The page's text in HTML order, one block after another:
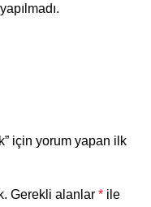
için yorum yapan ilk
Gerekli alanlar * ile